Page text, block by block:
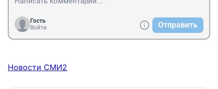
Гость
Войти
Отправить
Новости СМИ2